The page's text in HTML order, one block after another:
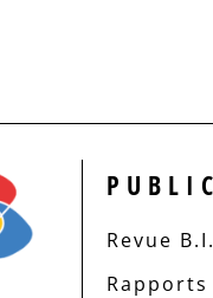
Revue
Rapports